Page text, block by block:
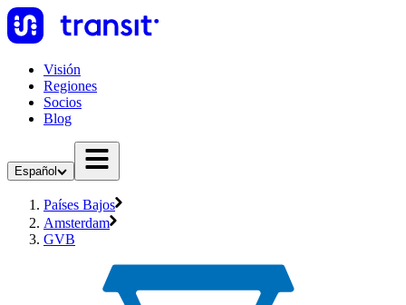
Visión
Regiones
Socios
Blog
Español
Países Bajos
Amsterdam
GVB